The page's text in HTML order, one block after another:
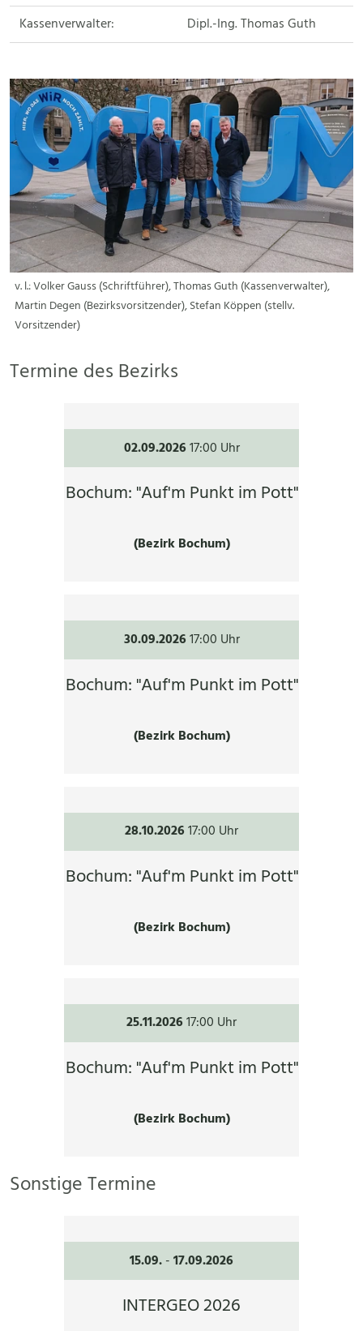
Kassenverwalter:
Dipl.-Ing. Thomas Guth
v. l.: Volker Gauss (Schriftführer), Thomas Guth (Kassenverwalter),
Martin Degen (Bezirksvorsitzender), Stefan Köppen (stellv.
Vorsitzender)
Termine des Bezirks
02.09.202617:00 Uhr
Bochum: "Auf'm Punkt im Pott"
(Bezirk Bochum)
30.09.202617:00 Uhr
Bochum: "Auf'm Punkt im Pott"
(Bezirk Bochum)
28.10.202617:00 Uhr
Bochum: "Auf'm Punkt im Pott"
(Bezirk Bochum)
25.11.202617:00 Uhr
Bochum: "Auf'm Punkt im Pott"
(Bezirk Bochum)
Sonstige Termine
15.09.-17.09.2026
INTERGEO 2026